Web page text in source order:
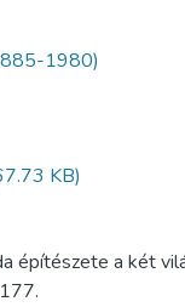
1980)
KB)
építészete a két